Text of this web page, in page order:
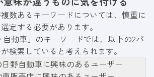
数あるキーワードについては、慎重に
定する必要があります。
動車」のキーワードでは、以下の2パ
検索していると考えられます。
野自動車に興味のあるユーザー